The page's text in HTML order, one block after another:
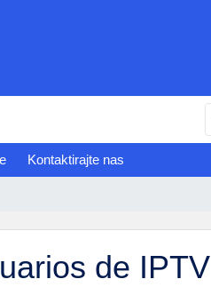
Kontaktirajte nas
de IPTV